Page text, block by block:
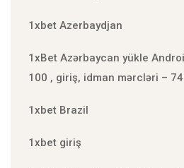
1xbet Azerbaydjan
1xBet Azərbaycan yükle
100 , giriş, idman mərcləri –
1xbet Brazil
1xbet giriş